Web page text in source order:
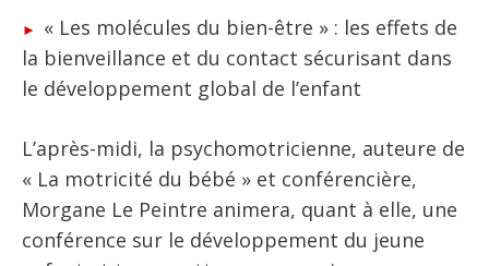
« Les molécules du bien-être » : les effets de
la bienveillance et du contact sécurisant dans
le développement global de l’enfant
L’après-midi, la psychomotricienne, auteure de
« La motricité du bébé » et conférencière,
Morgane Le Peintre animera, quant à elle, une
conférence sur le développement du jeune